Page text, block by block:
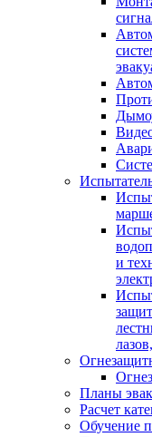
и
Планы
Расчет
Обучение